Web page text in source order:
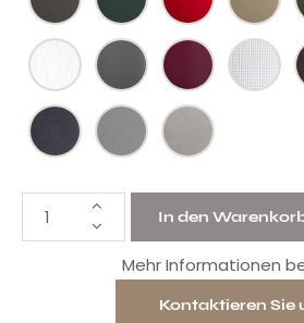
In den
Mehr Informationen
Kontaktieren Sie